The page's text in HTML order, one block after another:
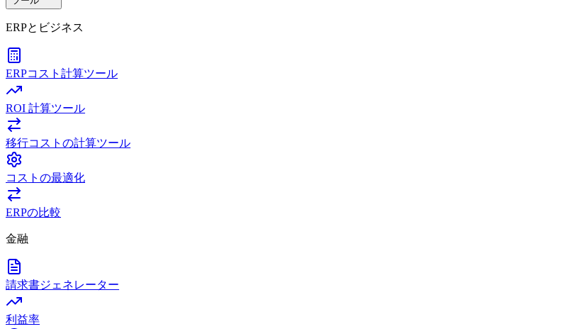
ERPとビジネス
ERPコスト計算ツール
ROI 計算ツール
移行コストの計算ツール
コストの最適化
ERPの比較
金融
請求書ジェネレーター
利益率